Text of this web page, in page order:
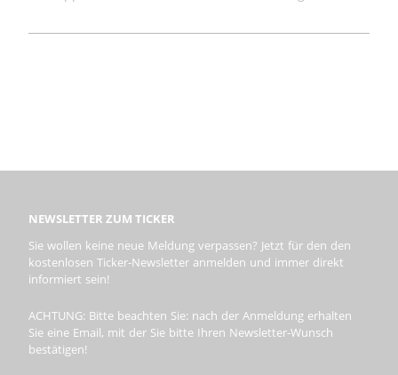
NEWSLETTER ZUM TICKER
Sie wollen keine neue Meldung verpassen? Jetzt für den den
kostenlosen Ticker-Newsletter anmelden und immer direkt
informiert sein!
ACHTUNG: Bitte beachten Sie: nach der Anmeldung erhalten
Sie eine Email, mit der Sie bitte Ihren Newsletter-Wunsch
bestätigen!